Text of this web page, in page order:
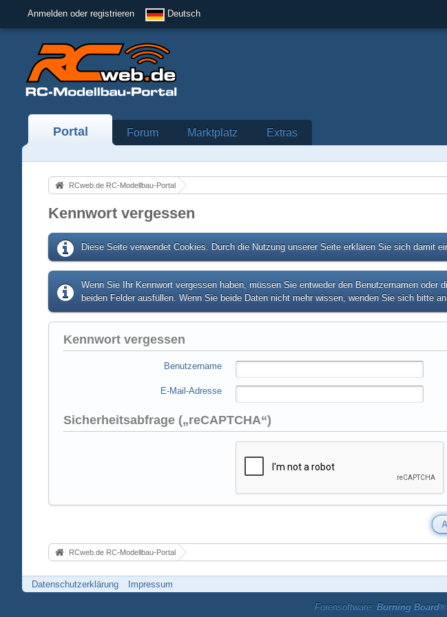
Anmelden oder registrieren Deutsch
Portal Forum Marktplatz Extras
RCweb.de RC-Modellbau-Portal
Kennwort vergessen
Diese Seite verwendet Cookies. Durch die Nutzung unserer Seite erklären Sie sich damit
Wenn Sie Ihr Kennwort vergessen haben, müssen Sie entweder den Benutzernamen
beiden Felder ausfüllen. Wenn Sie beide Daten nicht mehr wissen, wenden Sie sich bitte
Kennwort vergessen
Benutzername
E-Mail-Adresse
Sicherheitsabfrage („reCAPTCHA“)
RCweb.de RC-Modellbau-Portal
Datenschutzerklärung Impressum
Forensoftware: Burning Board®